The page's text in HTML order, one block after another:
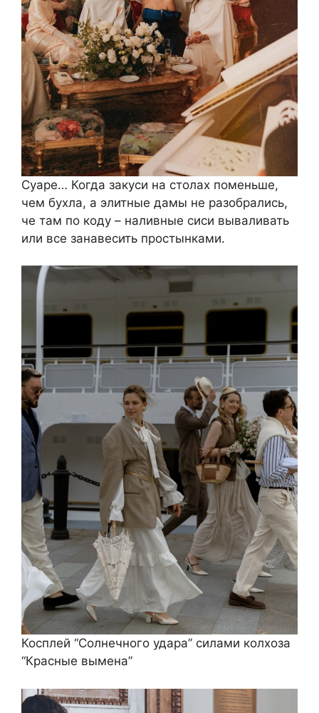
Суаре… Когда закуси на столах поменьше,
чем бухла, а элитные дамы не разобрались,
че там по коду – наливные сиси вываливать
или все занавесить простынками.
Косплей “Солнечного удара” силами колхоза
“Красные вымена”